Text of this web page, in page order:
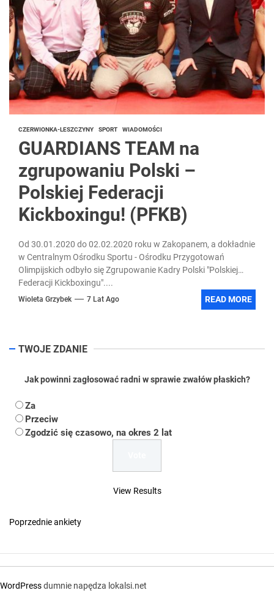
CZERWIONKA-LESZCZYNY SPORT WIADOMOŚCI
GUARDIANS TEAM na
zgrupowaniu Polski –
Polskiej Federacji
Kickboxingu! (PFKB)
Od 30.01.2020 do 02.02.2020 roku w Zakopanem, a dokładnie
w Centralnym Ośrodku Sportu - Ośrodku Przygotowań
Olimpijskich odbyło się Zgrupowanie Kadry Polski "Polskiej
Federacji Kickboxingu"....
Wioleta Grzybek 7 Lat Ago READ MORE
TWOJE ZDANIE
Jak powinni zagłosować radni w sprawie zwałów płaskich?
Za
Przeciw
Zgodzić się czasowo, na okres 2 lat
View Results
Poprzednie ankiety
WordPressdumnie napędza lokalsi.net